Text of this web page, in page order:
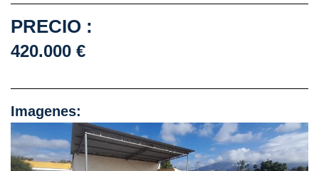
PRECIO :
420.000 €
Imagenes: